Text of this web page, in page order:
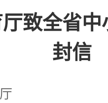
致全省
封信